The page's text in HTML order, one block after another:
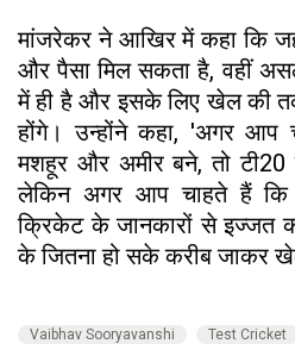
मांजरेकर ने आखिर में कहा कि
और पैसा मिल सकता है, वहीं
में ही है और इसके लिए खेल की
होंगे। उन्होंने कहा, 'अगर आप
मशहूर और अमीर बने, तो
लेकिन अगर आप चाहते हैं कि
क्रिकेट के जानकारों से इज्जत
के जितना हो सके करीब जाकर
Vaibhav Sooryavanshi Test Cricket